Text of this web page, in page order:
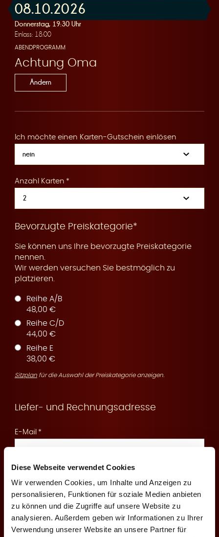
Diese Webseite verwendet Cookies
Wir verwenden Cookies, um Inhalte und Anzeigen zu
personalisieren, Funktionen für soziale Medien anbieten
zu können und die Zugriffe auf unsere Website zu
analysieren. Außerdem geben wir Informationen zu Ihrer
Verwendung unserer Website an unsere Partner für
n
R
e
s
e
v
08.10.2026
Donnerstag, 19:30 Uhr
Einlass: 18:00
ABENDPROGRAMM
Achtung Oma
Ändern
Ich möchte einen Karten-Gutschein einlösen
Anzahl Karten
Bevorzugte Preiskategorie*
Sie können uns Ihre bevorzugte Preiskategorie
nennen.
Wir werden versuchen Sie bestmöglich zu
platzieren.
Reihe A/B
48,00 €
Reihe C/D
44,00 €
Reihe E
38,00 €
Sitzplan für die Auswahl der Preiskategorie anzeigen.
Liefer- und Rechnungsadresse
E-Mail
An diese E-Mail senden wir Ihnen die Reservierungsbestätigung
Mobilfunknummer